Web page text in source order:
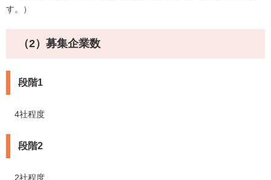
す。）
（2）募集企業数
段階1
4社程度
段階2
2社程度